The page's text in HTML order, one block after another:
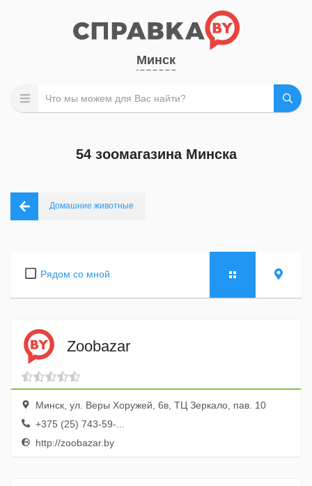
Минск
54 зоомагазина Минска
Домашние животные
Рядом со мной
Zoobazar
Минск, ул. Веры Хоружей, 6в, ТЦ Зеркало, пав. 10
+375 (25) 743-59-...
http://zoobazar.by